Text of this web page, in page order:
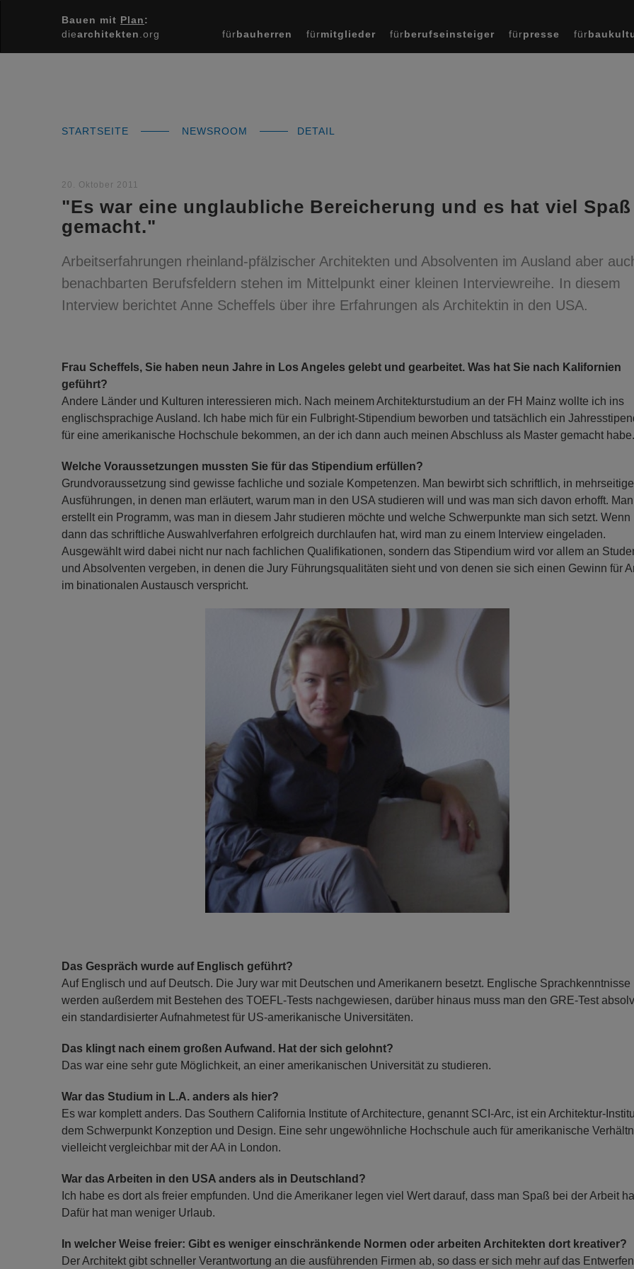
Bauen mit Plan:
diearchitekten .org fürbauherren fürmitglieder fürberufseinsteiger fürpresse für
STARTSEITE NEWSROOM DETAIL
20. Oktober 2011
"Es war eine unglaubliche Bereicherung und es hat viel Spaß
gemacht."
Arbeitserfahrungen rheinland-pfälzischer Architekten und Absolventen im Ausland aber
benachbarten Berufsfeldern stehen im Mittelpunkt einer kleinen Interviewreihe. In diesem
Interview berichtet Anne Scheffels über ihre Erfahrungen als Architektin in den USA.
Frau Scheffels, Sie haben neun Jahre in Los Angeles gelebt und gearbeitet. Was hat Sie nach Kalifornien
geführt?
Andere Länder und Kulturen interessieren mich. Nach meinem Architekturstudium an der FH Mainz wollte ich ins
englischsprachige Ausland. Ich habe mich für ein Fulbright-Stipendium beworben und tatsächlich ein
für eine amerikanische Hochschule bekommen, an der ich dann auch meinen Abschluss als Master gemacht habe.
Welche Voraussetzungen mussten Sie für das Stipendium erfüllen?
Grundvoraussetzung sind gewisse fachliche und soziale Kompetenzen. Man bewirbt sich schriftlich, in
Ausführungen, in denen man erläutert, warum man in den USA studieren will und was man sich davon erhofft. Man
erstellt ein Programm, was man in diesem Jahr studieren möchte und welche Schwerpunkte man sich setzt. Wenn
dann das schriftliche Auswahlverfahren erfolgreich durchlaufen hat, wird man zu einem Interview eingeladen.
Ausgewählt wird dabei nicht nur nach fachlichen Qualifikationen, sondern das Stipendium wird vor allem an
und Absolventen vergeben, in denen die Jury Führungsqualitäten sieht und von denen sie sich einen Gewinn für
im binationalen Austausch verspricht.
Das Gespräch wurde auf Englisch geführt?
Auf Englisch und auf Deutsch. Die Jury war mit Deutschen und Amerikanern besetzt. Englische Sprachkenntnisse
werden außerdem mit Bestehen des TOEFL-Tests nachgewiesen, darüber hinaus muss man den GRE-Test
ein standardisierter Aufnahmetest für US-amerikanische Universitäten.
Das klingt nach einem großen Aufwand. Hat der sich gelohnt?
Das war eine sehr gute Möglichkeit, an einer amerikanischen Universität zu studieren.
War das Studium in L.A. anders als hier?
Es war komplett anders. Das Southern California Institute of Architecture, genannt SCI-Arc, ist ein Architektur-
dem Schwerpunkt Konzeption und Design. Eine sehr ungewöhnliche Hochschule auch für amerikanische
vielleicht vergleichbar mit der AA in London.
War das Arbeiten in den USA anders als in Deutschland?
Ich habe es dort als freier empfunden. Und die Amerikaner legen viel Wert darauf, dass man Spaß bei der Arbeit
Dafür hat man weniger Urlaub.
In welcher Weise freier: Gibt es weniger einschränkende Normen oder arbeiten Architekten dort kreativer?
Der Architekt gibt schneller Verantwortung an die ausführenden Firmen ab, so dass er sich mehr auf das Entwerfen